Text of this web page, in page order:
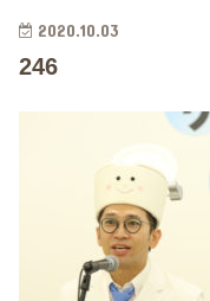
2020.10.03
246